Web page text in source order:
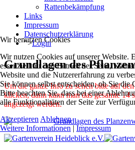
Rattenbekämpfung
Links
Impressum
Datenschutzerklärung
">Login
Grundlagen des
Um die ganze Info zu sehen bitte auf
klicken, dann kann man das gesamte 14
angezeigt werden.
Wir benutzen Cookies
Wir nutzen Cookies auf unserer Website.
essenziell für den Betrieb der Seite,
Website und die Nutzererfahrung zu
Sie können selbst entscheiden, ob Sie die
Bitte beachten Sie, dass bei einer
alle Funktionalitäten der Seite zur
Akzeptieren Ablehnen
Weitere Informationen | Impressum